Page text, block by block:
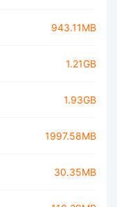
943.11MB
1.21GB
1.93GB
1997.58MB
30.35MB